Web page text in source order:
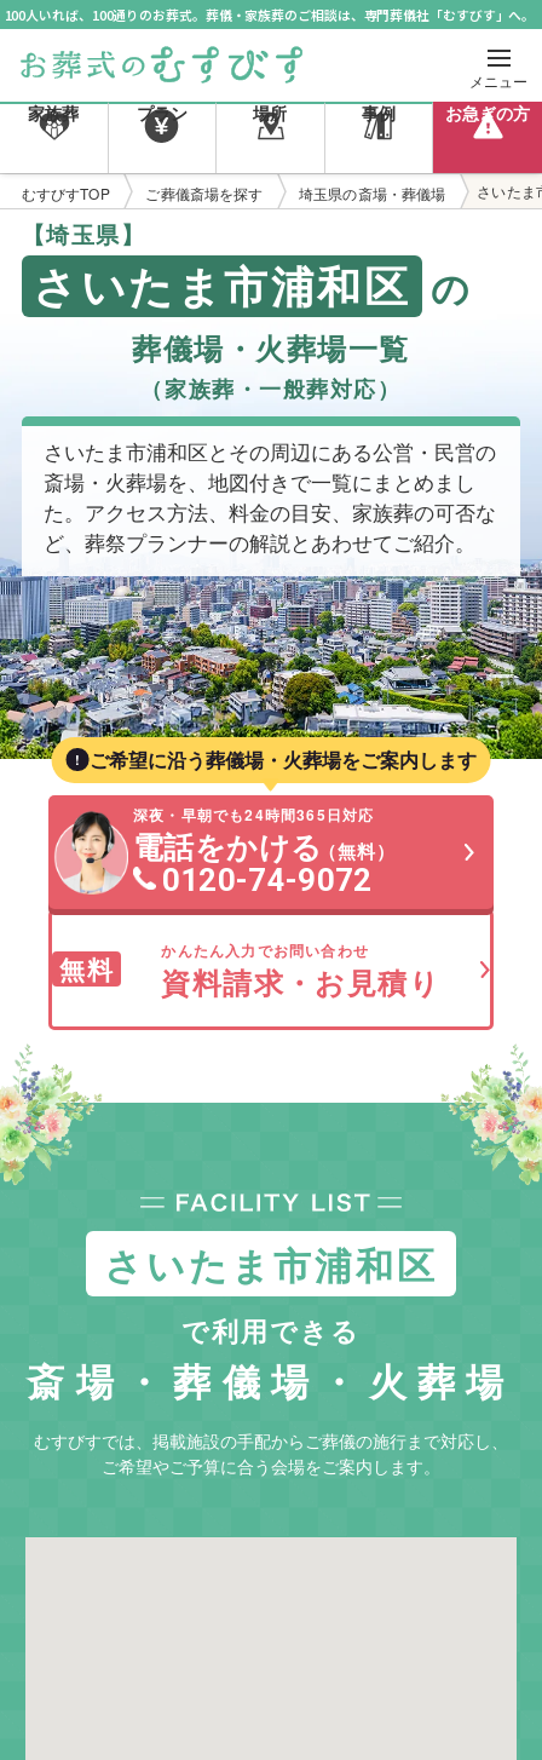
100人いれば、100通りのお葬式。葬儀・家族葬のご相談は、専門葬儀社「むすびす」へ。
メニュー
家族葬 プラン 場所 事例 お急ぎの方
むすびすTOP ご葬儀斎場を探す 埼玉県の斎場・葬儀場 さいたま
【埼玉県】
さいたま市浦和区 の
葬儀場・火葬場一覧
（家族葬・一般葬対応）
さいたま市浦和区とその周辺にある公営・民営の
斎場・火葬場を、地図付きで一覧にまとめまし
た。アクセス方法、料金の目安、家族葬の可否な
ど、葬祭プランナーの解説とあわせてご紹介。
ご希望に沿う葬儀場・火葬場をご案内します
深夜・早朝でも24時間365日対応
電話をかける（無料）
0120-74-9072
無料
かんたん入力でお問い合わせ
資料請求・お見積り
さいたま市浦和区
で利用できる
斎場・葬儀場・火葬場
むすびすでは、掲載施設の手配からご葬儀の施行まで対応し、
ご希望やご予算に合う会場をご案内します。